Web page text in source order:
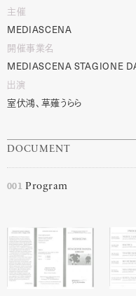
主催
MEDIASCENA
開催事業名
MEDIASCENA STAGIONE
出演
室伏鴻、草薙うらら
DOCUMENT
001 Program